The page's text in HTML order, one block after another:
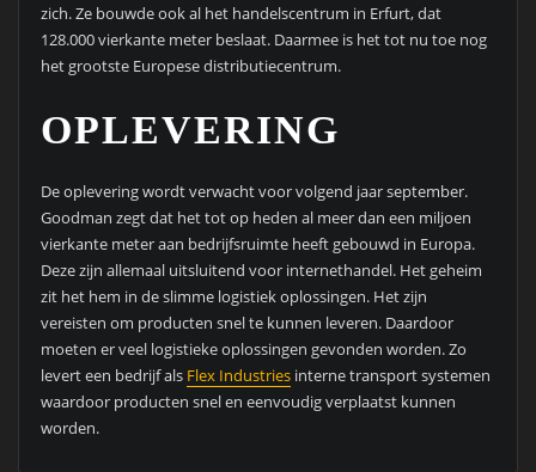
zich. Ze bouwde ook al het handelscentrum in Erfurt, dat
128.000 vierkante meter beslaat. Daarmee is het tot nu toe nog
het grootste Europese distributiecentrum.
OPLEVERING
De oplevering wordt verwacht voor volgend jaar september.
Goodman zegt dat het tot op heden al meer dan een miljoen
vierkante meter aan bedrijfsruimte heeft gebouwd in Europa.
Deze zijn allemaal uitsluitend voor internethandel. Het geheim
zit het hem in de slimme logistiek oplossingen. Het zijn
vereisten om producten snel te kunnen leveren. Daardoor
moeten er veel logistieke oplossingen gevonden worden. Zo
levert een bedrijf als Flex Industriesinterne transport systemen
waardoor producten snel en eenvoudig verplaatst kunnen
worden.